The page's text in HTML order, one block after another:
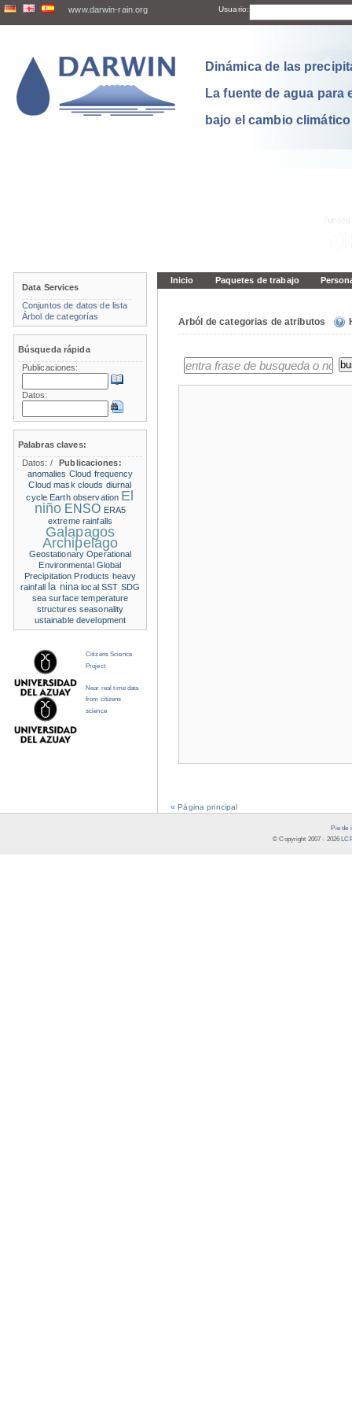
www.darwin-rain.org Usuario:
Dinámica de las
La fuente de agua para
bajo el cambio climático
Inicio Paquetes de trabajo
Arból de categorias de atributos
« Página principal
Data Services
Conjuntos de datos de lista
Árbol de categorías
Búsqueda rápida
Publicaciones:
Datos:
Palabras claves:
Datos: /
Publicaciones:
anomalies Cloud frequency
Cloud mask clouds diurnal
cycle Earth observation El
niño ENSO ERA5
extreme rainfalls
Galapagos
Archipelago
Geostationary Operational
Environmental Global
Precipitation Products heavy
rainfall
la nina local SST SDG
sea surface temperature
structures seasonality
ustainable development
Citizens Science
Project
Near real time data
from citizens
science
Pie de
© Copyright 2007 - 2026